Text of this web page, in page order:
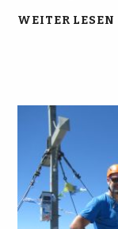
WEITER LESEN